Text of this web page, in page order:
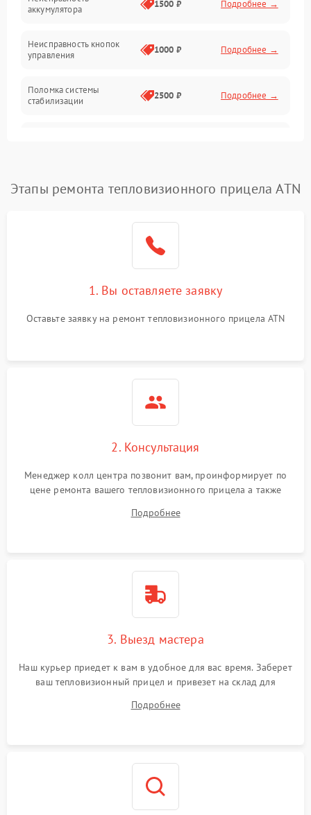
аккумулятора
1500 ₽ Подробнее →
Неисправность кнопок
управления
1000 ₽ Подробнее →
Поломка системы
стабилизации
2500 ₽ Подробнее →
Wi-Fi
1500 ₽ Подробнее →
2000 ₽
1500 ₽
автоматического
1500 ₽ Подробнее →
перенапряжения
1500 ₽
Этапы ремонта тепловизионного прицела ATN
1. Вы оставляете заявку
Оставьте заявку на ремонт тепловизионного прицела ATN
2. Консультация
Менеджер колл центра позвонит вам, проинформирует по
цене ремонта вашего тепловизионного прицела а также
Подробнее
3. Выезд мастера
Наш курьер приедет к вам в удобное для вас время. Заберет
ваш тепловизионный прицел и привезет на склад для
Подробнее